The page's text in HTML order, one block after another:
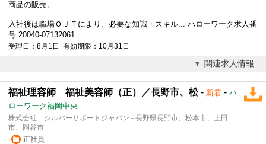
商品の販売。
入社後は職場ＯＪＴにより、必要な知識・スキル... ハローワーク求人番
号 20040-07132061
受理日：8月1日 有効期限：10月31日
関連求人情報
福祉理容師 福祉美容師（正）／長野市、松- 新着 - ハ
ローワーク福岡中央
株式会社 シルバーサポートジャパン - 長野県長野市、松本市、上田
市、岡谷市
正社員